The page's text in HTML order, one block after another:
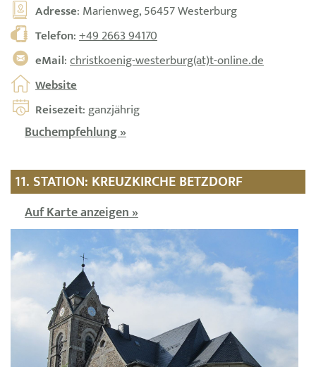
Adresse: Marienweg, 56457 Westerburg
Telefon:+49 2663 94170
eMail:christkoenig-westerburg(at)t-online.de
Website
Reisezeit: ganzjährig
Buchempfehlung »
11. STATION: KREUZKIRCHE BETZDORF
Auf Karte anzeigen »